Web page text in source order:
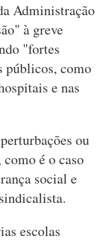
Administração
à greve
"fortes
públicos, como
e nas
ou
é o caso
social e
escolas